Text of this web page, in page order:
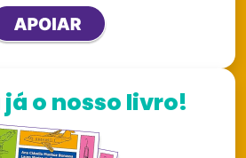
o nosso livro!